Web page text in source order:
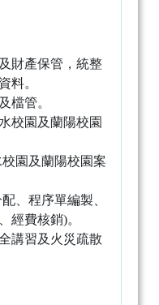
財產保管，統整
料。
檔管。
校園及蘭陽校園
園及蘭陽校園案
、程序單編製、
經費核銷)。
講習及火災疏散